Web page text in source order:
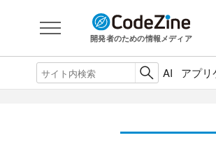
開発者のための情報メディア
AI アプリ